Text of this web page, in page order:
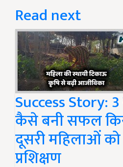
Read next
Success Story: 3
कैसे बनी सफल
दूसरी महिलाओं को
प्रशिक्षण